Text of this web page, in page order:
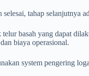
selesai, tahap selanjutnya
basah yang dapat
biaya operasional.
system pengering